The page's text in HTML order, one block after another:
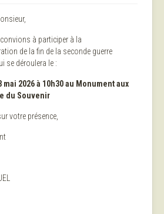
à participer à la
de la fin de la seconde guerre
se déroulera le :
2026 à 10h30 au Monument aux
du Souvenir
votre présence,